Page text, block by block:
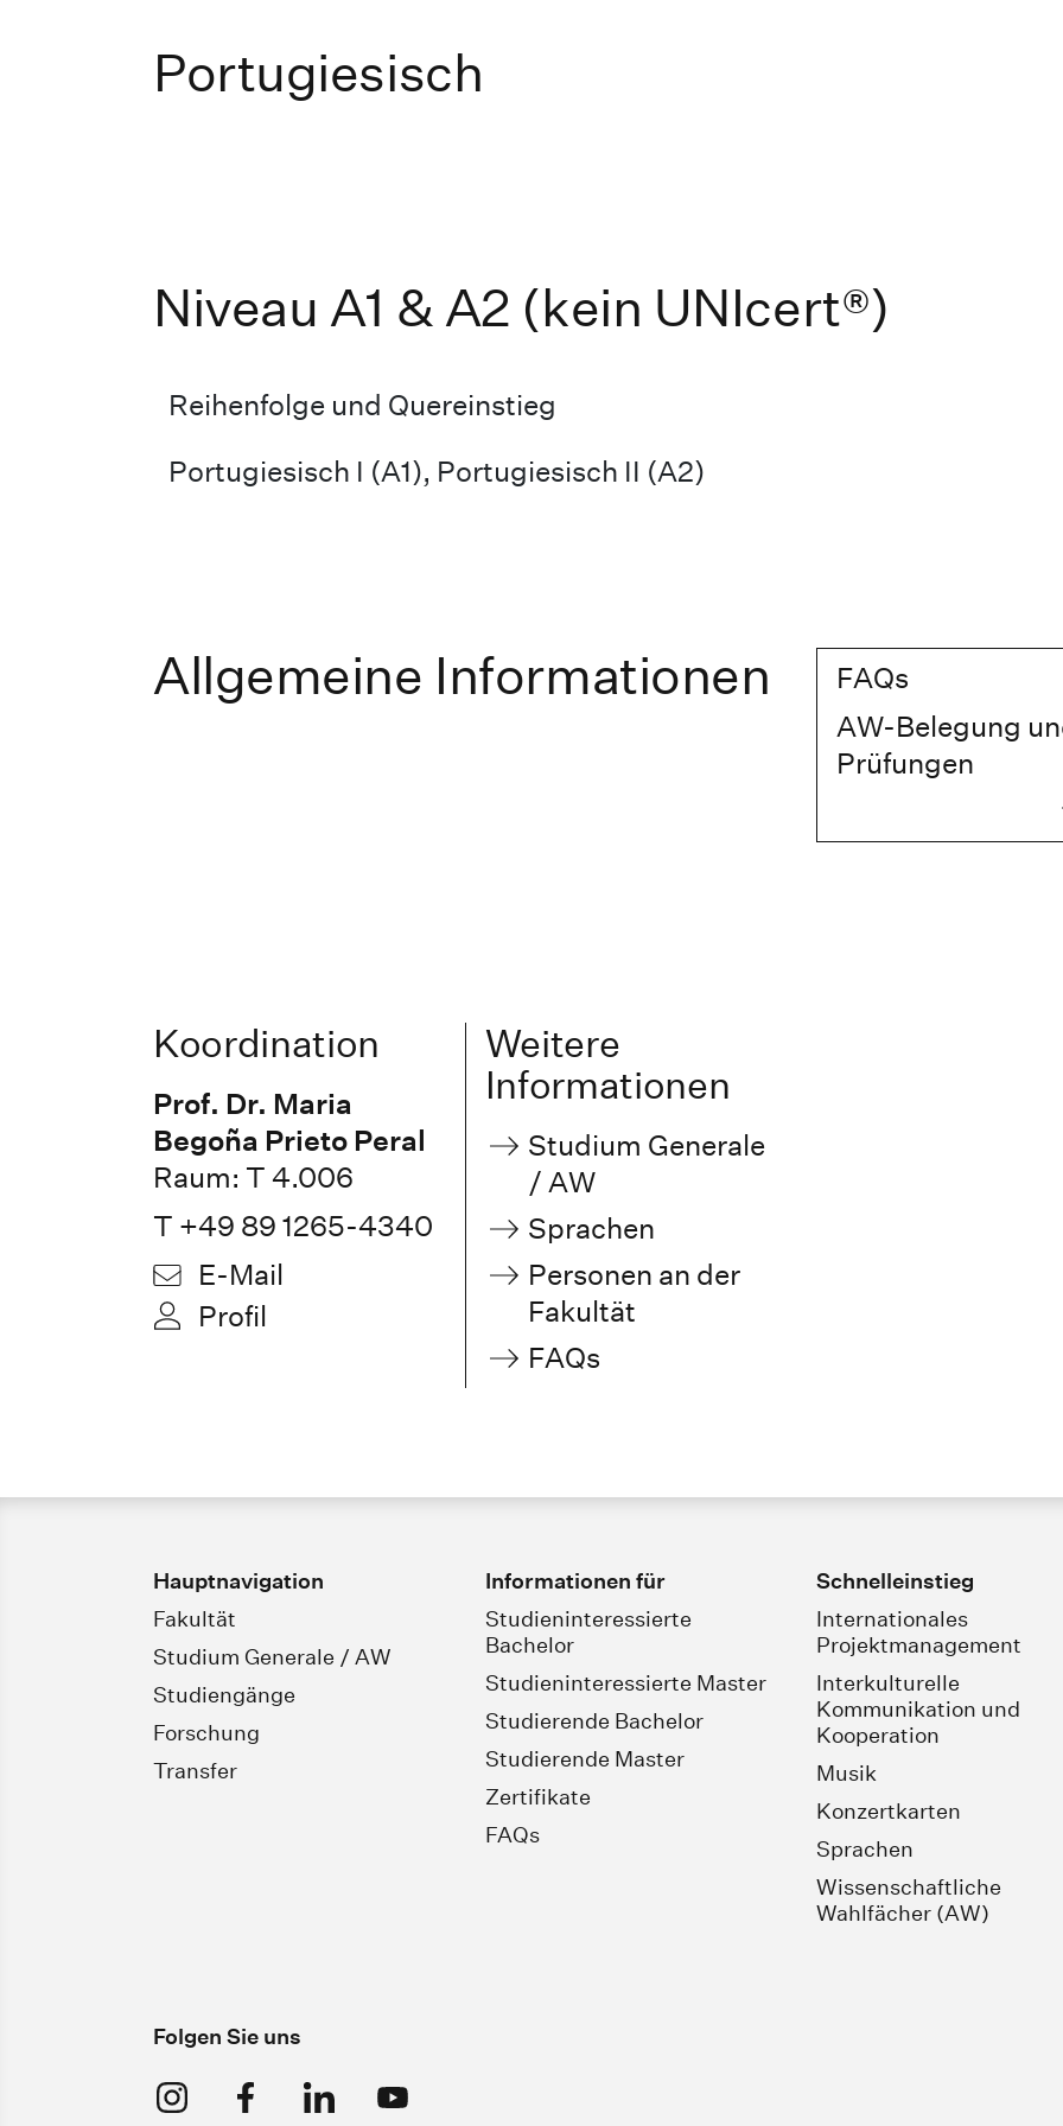
Portugiesisch
Niveau A1 & A2 (kein UNIcert®)
Reihenfolge und Quereinstieg
Portugiesisch I (A1), Portugiesisch II (A2)
Allgemeine Informationen
FAQs
AW-Belegung
Prüfungen
Koordination
Prof. Dr. Maria
Begoña Prieto Peral
Raum: T 4.006
T +49 89 1265-4340
E-Mail
Profil
Weitere
Informationen
Studium Generale
/ AW
Sprachen
Personen an der
Fakultät
FAQs
Hauptnavigation
Fakultät
Studium Generale / AW
Studiengänge
Forschung
Transfer
Informationen für
Studieninteressierte
Bachelor
Studieninteressierte Master
Studierende Bachelor
Studierende Master
Zertifikate
FAQs
Schnelleinstieg
Internationales
Projektmanagement
Interkulturelle
Kommunikation und
Kooperation
Musik
Konzertkarten
Sprachen
Wissenschaftliche
Wahlfächer (AW)
Folgen Sie uns